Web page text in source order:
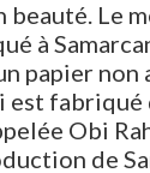
beauté. Le
à
papier non
est
Obi
de